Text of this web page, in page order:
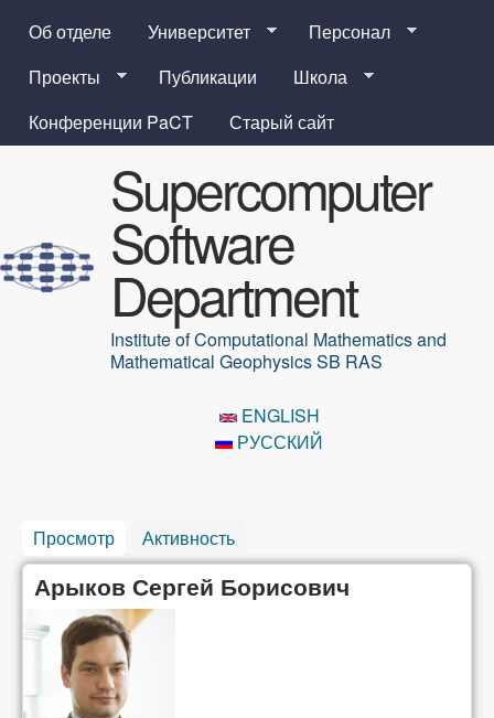
Об отделе Университет
Персонал
Проекты
Публикации
Школа
Конференции PaCT
Старый сайт
Supercomputer
Software
Department
Institute of Computational Mathematics and
Mathematical Geophysics SB RAS
ENGLISH
РУССКИЙ
Просмотр (активная вкладка)
Активность
Арыков Сергей Борисович